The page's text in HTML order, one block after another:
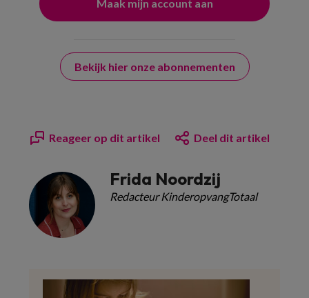
Bekijk hier onze abonnementen
Reageer op dit artikel Deel dit artikel
Frida Noordzij
Redacteur KinderopvangTotaal